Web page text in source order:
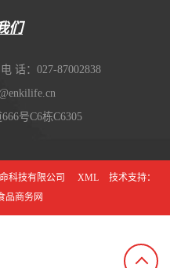
们
电 话：027-87002838
号C6栋C6305
科技有限公司 XML
技术支持：
品商务网